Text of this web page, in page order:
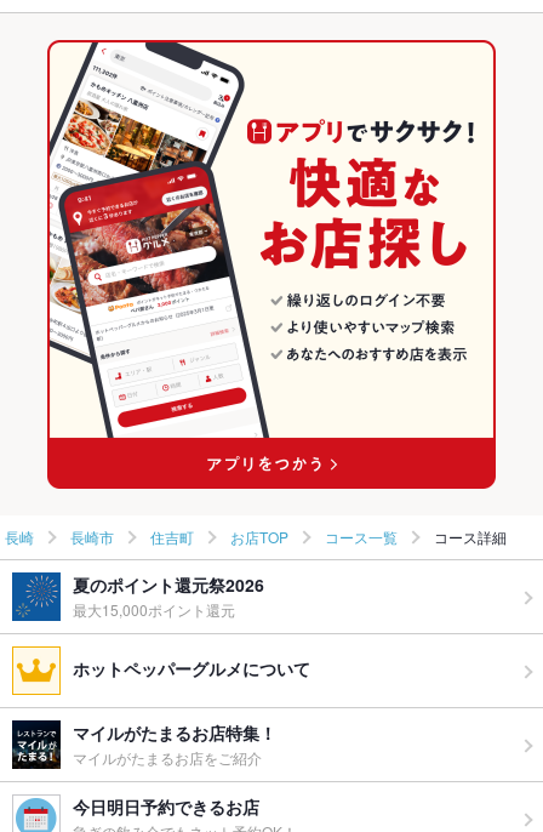
昭和町通駅 × 居酒屋
昭和町通駅 × 洋・和洋・各国料理・その他
長崎 × 居酒屋
長崎 × 洋・和洋・各国料理・その他
西浦上駅
長崎のグルメランキング
長崎の居酒屋ランキング
長崎市のグルメランキング
長崎市の居酒屋ランキング
住吉町のグルメランキング
住吉町の居酒屋ランキング
長崎 長崎市 住吉町 お店TOP コース一覧 コース詳細
夏のポイント還元祭2026
最大15,000ポイント還元
ホットペッパーグルメについて
マイルがたまるお店特集！
マイルがたまるお店をご紹介
今日明日予約できるお店